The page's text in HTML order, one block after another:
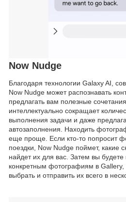
Now Nudge
Благодаря технологии Galaxy AI,
Now Nudge может распознавать
предлагать вам полезные
интеллектуально сокращает
выполнения задачи и даже
автозаполнения. Находить
еще проще. Если кто-то попросит
поездки, Now Nudge поймет, какие
найдет их для вас. Затем вы
конкретным фотографиям в Gallery,
выбрать и отправить их всего в